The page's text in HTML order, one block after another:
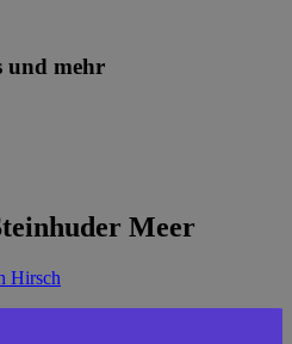
und mehr
Meer
Hirsch